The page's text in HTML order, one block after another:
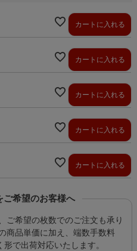
カートに入れる
カートに入れる
カートに入れる
カートに入れる
カートに入れる
ご希望のお客様へ
ご希望の枚数でのご注文も承り
商品単価に加え、端数手数料
で出荷対応いたします。